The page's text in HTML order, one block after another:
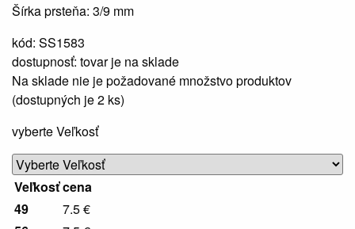
Šírka prsteňa: 3/9 mm
kód: SS1583
dostupnosť: tovar je na sklade
Na sklade nie je požadované množstvo produktov
(dostupných je2 ks)
vyberte Veľkosť
Veľkosťcena
49
7.5 €